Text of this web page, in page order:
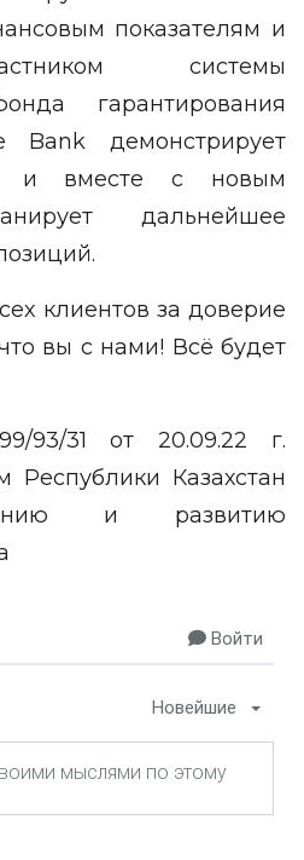
показателям и
системы
гарантирования
Bank демонстрирует
и вместе с новым
дальнейшее
клиентов за доверие
вы с нами! Всё будет
93/31 от 20.09.22 г.
Республики Казахстан
и развитию
Войти
Новейшие